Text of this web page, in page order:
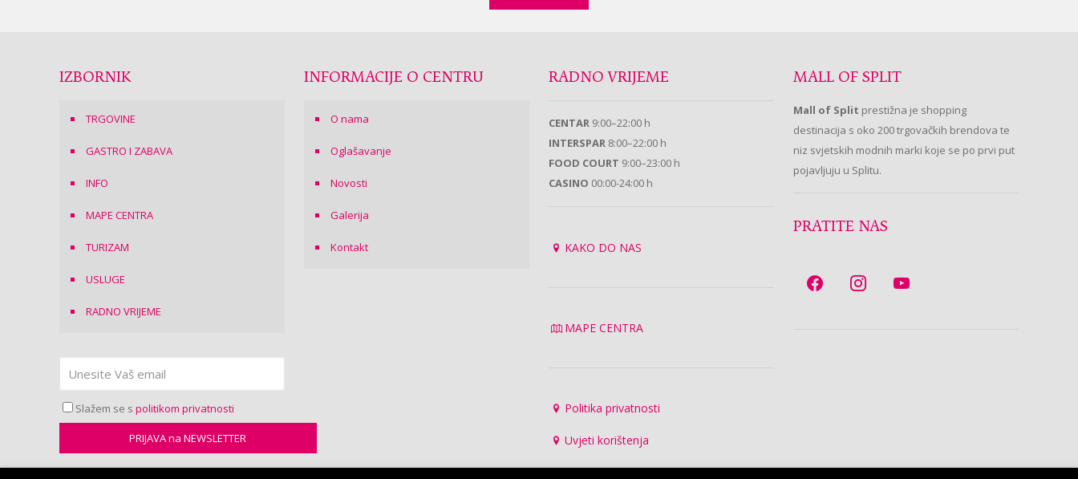
IZBORNIK
TRGOVINE
GASTRO I ZABAVA
INFO
MAPE CENTRA
TURIZAM
USLUGE
RADNO VRIJEME
Slažem se spolitikom privatnosti
INFORMACIJE O CENTRU
O nama
Oglašavanje
Novosti
Galerija
Kontakt
RADNO VRIJEME
CENTAR 9:00–22:00 h
INTERSPAR 8:00–22:00 h
FOOD COURT 9:00–23:00 h
CASINO 00:00-24:00 h
KAKO DO NAS
MAPE CENTRA
Politika privatnosti
Uvjeti korištenja
MALL OF SPLIT
Mall of Split prestižna je shopping
destinacija s oko 200 trgovačkih brendova te
niz svjetskih modnih marki koje se po prvi put
pojavljuju u Splitu.
PRATITE NAS